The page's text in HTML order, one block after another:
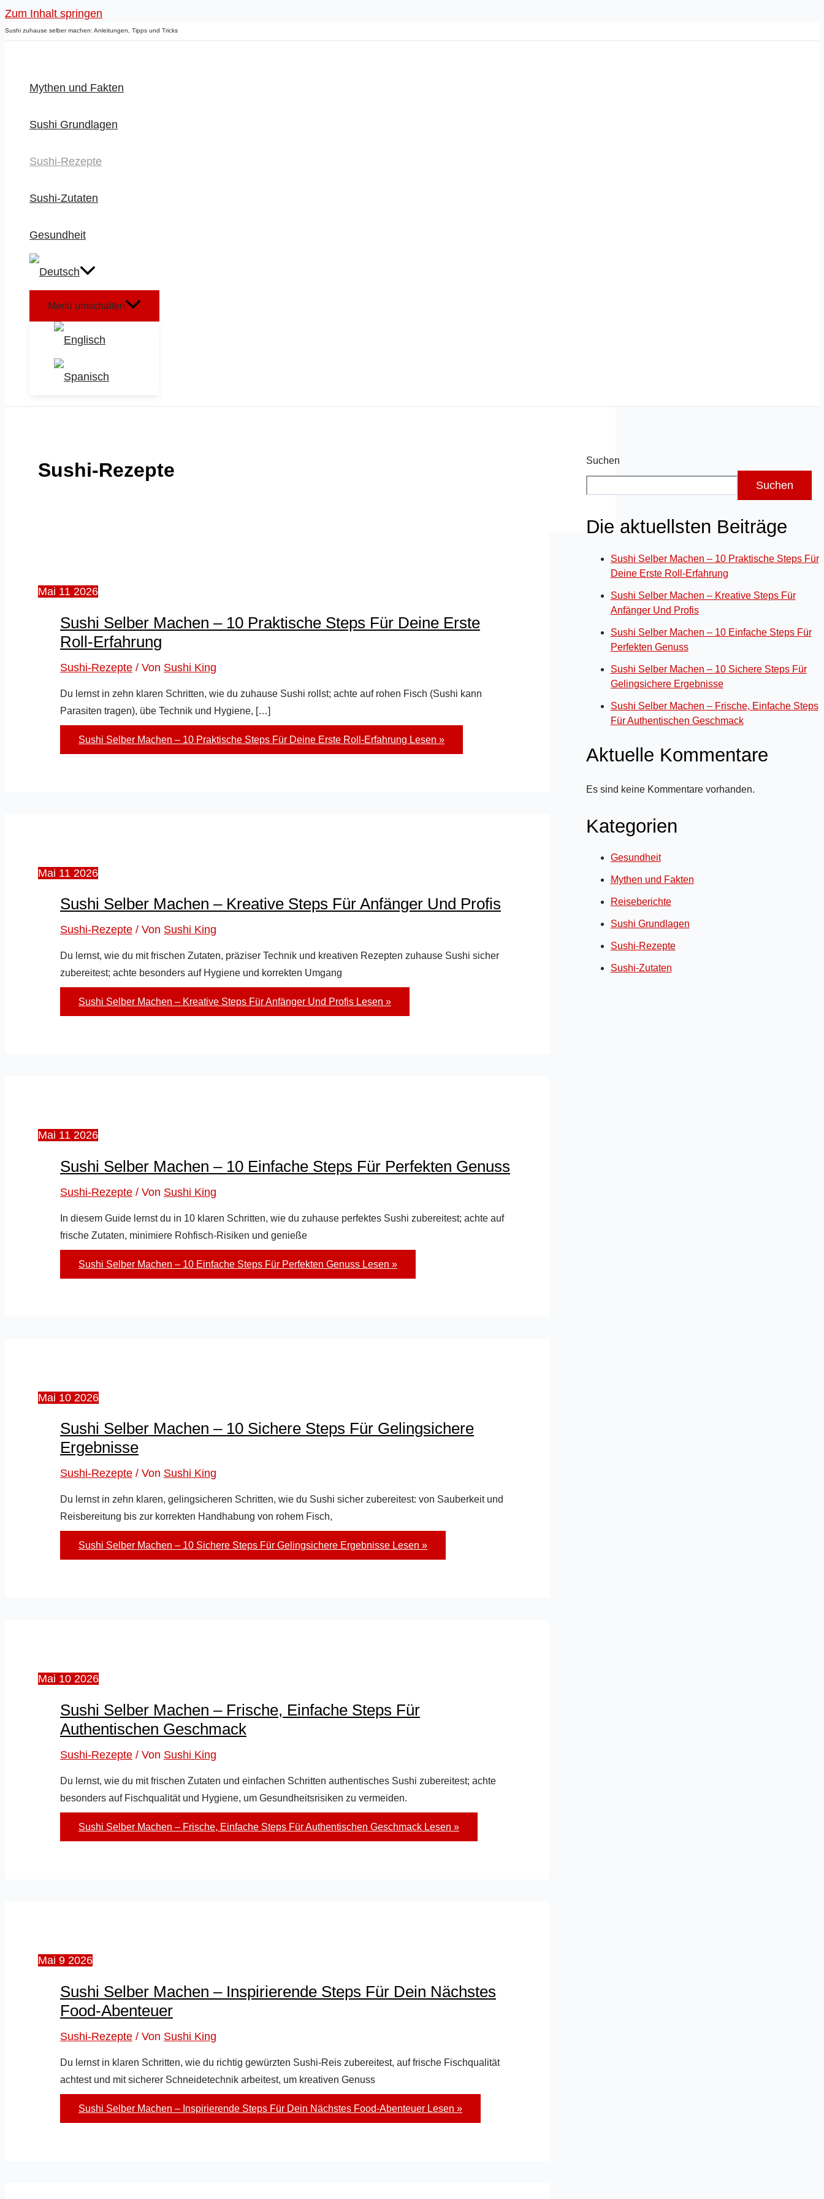
Zum Inhalt springen
Sushi zuhause selber machen: Anleitungen, Tipps und Tricks
Mythen und Fakten
Sushi Grundlagen
Sushi-Rezepte
Sushi-Zutaten
Gesundheit
Menü umschalten
Sushi-Rezepte
Mai 11 2026
Sushi Selber Machen – 10 Praktische Steps Für Deine Erste
Roll-Erfahrung
Sushi-Rezepte / Von Sushi King
Du lernst in zehn klaren Schritten, wie du zuhause Sushi rollst; achte auf rohen Fisch (Sushi kann
Parasiten tragen), übe Technik und Hygiene, […]
Sushi Selber Machen – 10 Praktische Steps Für Deine Erste Roll-Erfahrung Lesen »
Mai 11 2026
Sushi Selber Machen – Kreative Steps Für Anfänger Und Profis
Sushi-Rezepte / Von Sushi King
Du lernst, wie du mit frischen Zutaten, präziser Technik und kreativen Rezepten zuhause Sushi sicher
zubereitest; achte besonders auf Hygiene und korrekten Umgang
Sushi Selber Machen – Kreative Steps Für Anfänger Und Profis Lesen »
Mai 11 2026
Sushi Selber Machen – 10 Einfache Steps Für Perfekten Genuss
Sushi-Rezepte / Von Sushi King
In diesem Guide lernst du in 10 klaren Schritten, wie du zuhause perfektes Sushi zubereitest; achte auf
frische Zutaten, minimiere Rohfisch‑Risiken und genieße
Sushi Selber Machen – 10 Einfache Steps Für Perfekten Genuss Lesen »
Mai 10 2026
Sushi Selber Machen – 10 Sichere Steps Für Gelingsichere
Ergebnisse
Sushi-Rezepte / Von Sushi King
Du lernst in zehn klaren, gelingsicheren Schritten, wie du Sushi sicher zubereitest: von Sauberkeit und
Reisbereitung bis zur korrekten Handhabung von rohem Fisch,
Sushi Selber Machen – 10 Sichere Steps Für Gelingsichere Ergebnisse Lesen »
Mai 10 2026
Sushi Selber Machen – Frische, Einfache Steps Für
Authentischen Geschmack
Sushi-Rezepte / Von Sushi King
Du lernst, wie du mit frischen Zutaten und einfachen Schritten authentisches Sushi zubereitest; achte
besonders auf Fischqualität und Hygiene, um Gesundheitsrisiken zu vermeiden.
Sushi Selber Machen – Frische, Einfache Steps Für Authentischen Geschmack Lesen »
Mai 9 2026
Sushi Selber Machen – Inspirierende Steps Für Dein Nächstes
Food-Abenteuer
Sushi-Rezepte / Von Sushi King
Du lernst in klaren Schritten, wie du richtig gewürzten Sushi-Reis zubereitest, auf frische Fischqualität
achtest und mit sicherer Schneidetechnik arbeitest, um kreativen Genuss
Sushi Selber Machen – Inspirierende Steps Für Dein Nächstes Food-Abenteuer Lesen »
Suchen
Suchen
Die aktuellsten Beiträge
Sushi Selber Machen – 10 Praktische Steps Für
Deine Erste Roll-Erfahrung
Sushi Selber Machen – Kreative Steps Für
Anfänger Und Profis
Sushi Selber Machen – 10 Einfache Steps Für
Perfekten Genuss
Sushi Selber Machen – 10 Sichere Steps Für
Gelingsichere Ergebnisse
Sushi Selber Machen – Frische, Einfache Steps
Für Authentischen Geschmack
Aktuelle Kommentare
Es sind keine Kommentare vorhanden.
Kategorien
Gesundheit
Mythen und Fakten
Reiseberichte
Sushi Grundlagen
Sushi-Rezepte
Sushi-Zutaten